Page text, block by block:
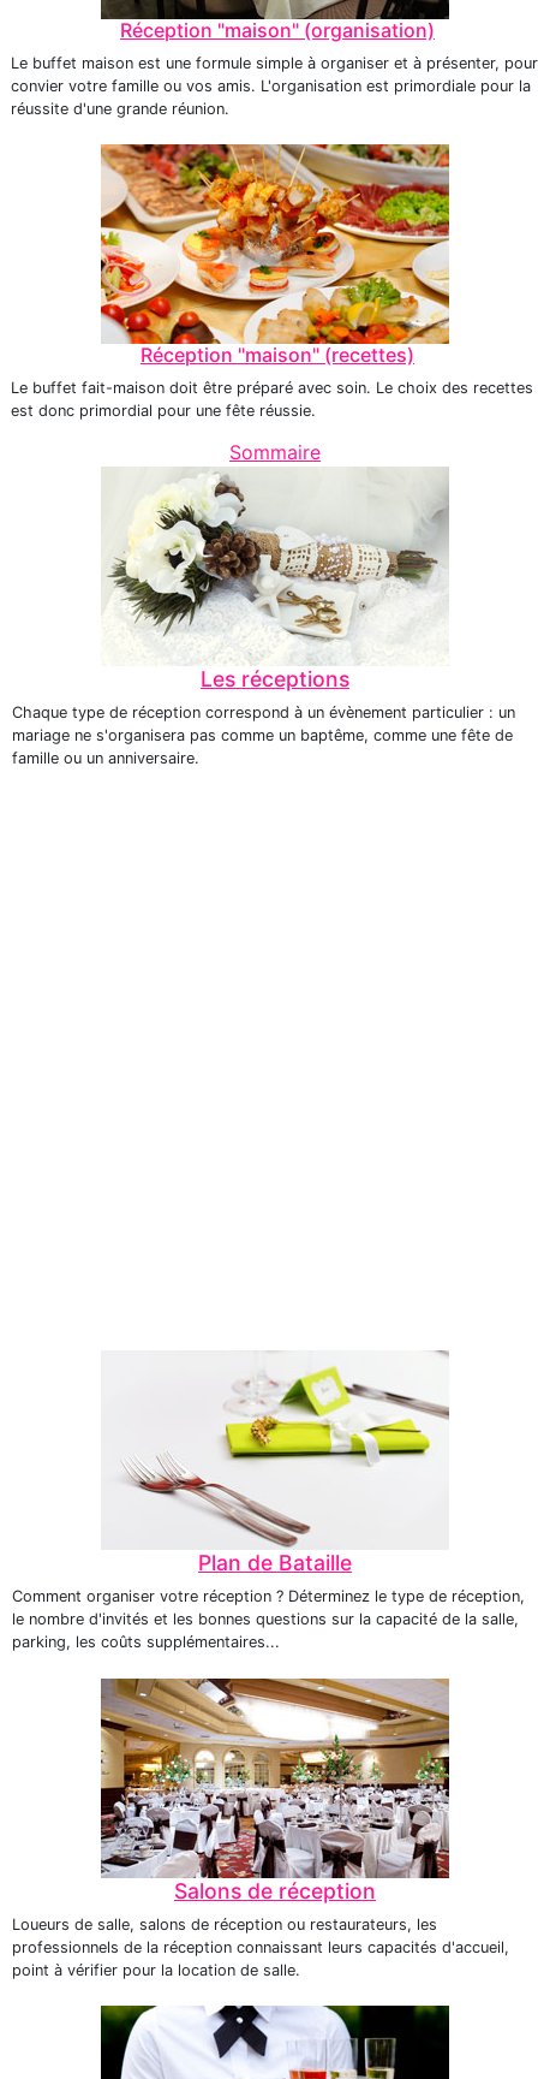
Réception "maison" (organisation)
Le buffet maison est une formule simple à organiser et à présenter, pour
convier votre famille ou vos amis. L'organisation est primordiale pour la
réussite d'une grande réunion.
Réception "maison" (recettes)
Le buffet fait-maison doit être préparé avec soin. Le choix des recettes
est donc primordial pour une fête réussie.
Sommaire
Les réceptions
Chaque type de réception correspond à un évènement particulier : un
mariage ne s'organisera pas comme un baptême, comme une fête de
famille ou un anniversaire.
Plan de Bataille
Comment organiser votre réception ? Déterminez le type de réception,
le nombre d'invités et les bonnes questions sur la capacité de la salle,
parking, les coûts supplémentaires...
Salons de réception
Loueurs de salle, salons de réception ou restaurateurs, les
professionnels de la réception connaissant leurs capacités d'accueil,
point à vérifier pour la location de salle.